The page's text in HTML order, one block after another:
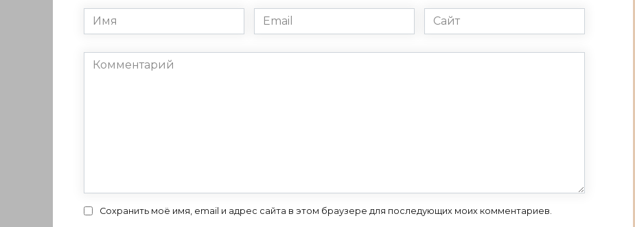
Имя
*
Email
*
Сайт
Комментарий
Сохранить моё имя, email и адрес сайта в этом браузере для последующих моих комментариев.